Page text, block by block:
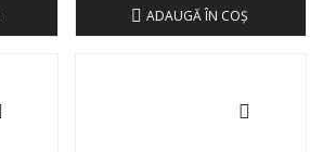
ADAUGĂ ÎN COŞ